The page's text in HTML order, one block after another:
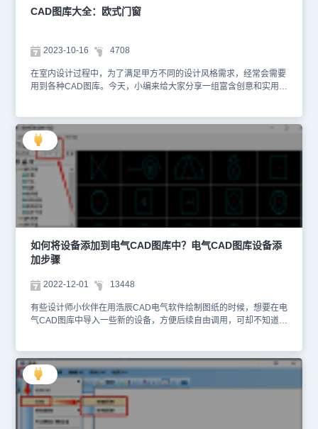
和界面布局来查找和打开图库功能。同时，也可以通过外部资源获取
更多的CAD图库素材和插件。
CAD图库大全：欧式门窗
2023-10-16 4708
在室内设计过程中，为了满足甲方不同的设计风格需求，经常会需要
用到各种CAD图库。今天，小编来给大家分享一组富含创意和实用性
实际工程中。这些欧式门窗图库中的每一份设计都是经过精确计算和
精心设计的，具备完美的比例和结构，不仅可以提高建筑物的品质和
价值，还可以为人们带来更加舒适和愉悦的生活体验。CAD图库大
全-欧式门窗下载地址：
https://pan.baidu.com/s/1F06LQz7kAQL0BOexVuuZDA 密码：
dekwCAD欧式门窗图库示例1： CAD欧式门窗图库示例2： CAD欧
式门窗图库示例3： 总的来说，CAD欧式门窗图库是我们进行设计时
的最佳参考和助手，它让我们可以更加轻松地创造出完美的欧式门窗
设计，也让我们的设计更具创意和实用性。感兴趣的设计师朋友们可
以自行下载使用哦！
如何将设备添加到电气CAD图库中？电气CAD图库设备添
加步骤
2022-12-01 13448
有些设计师小伙伴在用浩辰CAD电气软件绘制图纸的时候，想要在电
气CAD图库中导入一些新的设备，方便后续自由调用，可却不知道该
骤： 1、首先启动浩辰CAD软件，在软件界面左侧【浩辰电气】工具
箱中点击【平面设计】—【强（弱）电平面】—【设备布置】，执行
命令后会弹出【符号库】对话框，点击对话框左上角点击【IDq】按
钮，在下拉菜单中点击【图库管理】。如下图所示： 2、执行命令后
会弹出【图库管理】对话框，根据自身需求点击界面左上角的【单个
入库】、【批量入库】、【逐条入库】按钮。如下图所示： 3、在弹